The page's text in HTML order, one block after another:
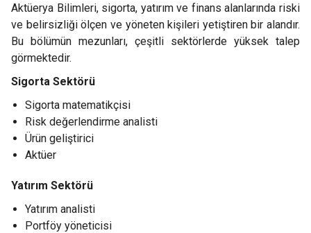
Aktüerya Bilimleri, sigorta, yatırım ve finans alanlarında riski
ve belirsizliği ölçen ve yöneten kişileri yetiştiren bir alandır.
Bu bölümün mezunları, çeşitli sektörlerde yüksek talep
görmektedir.
Sigorta Sektörü
Sigorta matematikçisi
Risk değerlendirme analisti
Ürün geliştirici
Aktüer
Yatırım Sektörü
Yatırım analisti
Portföy yöneticisi